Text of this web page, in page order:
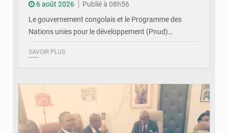
6 août 2026
Publié à 08h56
Le gouvernement congolais et le Programme des
Nations unies pour le développement (Pnud)…
SAVOIR PLUS